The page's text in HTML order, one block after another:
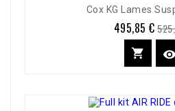
Cox KG Lames
Prix
495,85 € Prix
de
base
 